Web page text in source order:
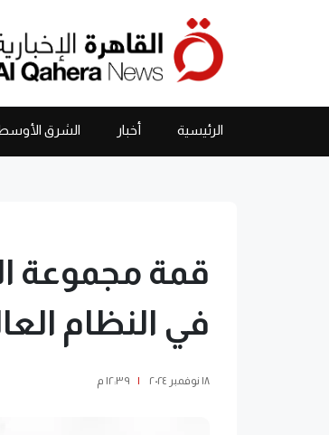
الرئيسية أخبار الشرق
قمة مجموعة
في النظام
١٨ نوفمبر ٢٠٢٤ | ١٢:٣٩ م